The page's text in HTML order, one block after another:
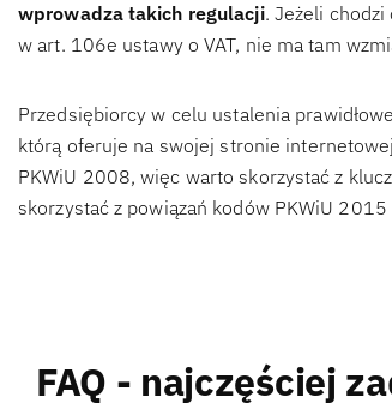
wprowadza takich regulacji. Jeżeli chodzi
w art. 106e ustawy o VAT, nie ma tam
Przedsiębiorcy w celu ustalenia
którą oferuje na swojej stronie
PKWiU 2008, więc warto skorzystać z
skorzystać z powiązań kodów PKWiU
FAQ - najczęściej